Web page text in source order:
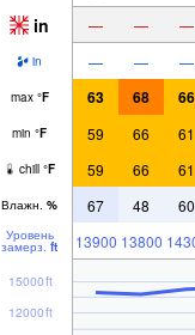
in — — —
in — — —
max °F 63 68 66
min °F 59 66 61
chill °F 59 66 61
Влажн. % 67 48 60
Уровень
замерз. ft 13900 13800
12000ft
15000ft